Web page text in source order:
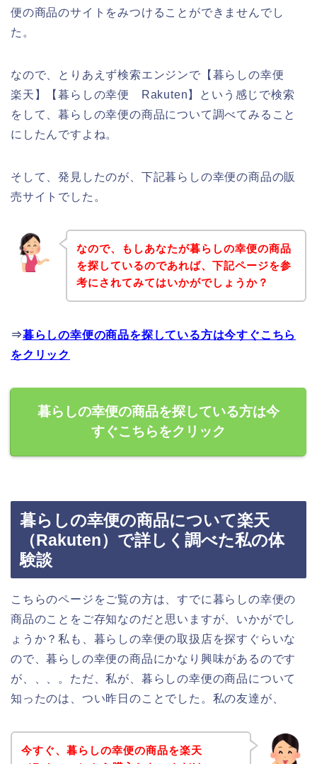
便の商品のサイトをみつけることができませんでし
た。
なので、とりあえず検索エンジンで【暮らしの幸便
楽天】【暮らしの幸便 Rakuten】という感じで検索
をして、暮らしの幸便の商品について調べてみること
にしたんですよね。
そして、発見したのが、下記暮らしの幸便の商品の販
売サイトでした。
なので、もしあなたが暮らしの幸便の商品
を探しているのであれば、下記ページを参
考にされてみてはいかがでしょうか？
⇒暮らしの幸便の商品を探している方は今すぐこちら
をクリック
暮らしの幸便の商品を探している方は今
すぐこちらをクリック
暮らしの幸便の商品について楽天
（Rakuten）で詳しく調べた私の体
験談
こちらのページをご覧の方は、すでに暮らしの幸便の
商品のことをご存知なのだと思いますが、いかがでし
ょうか？私も、暮らしの幸便の取扱店を探すぐらいな
ので、暮らしの幸便の商品にかなり興味があるのです
が、、、。ただ、私が、暮らしの幸便の商品について
知ったのは、つい昨日のことでした。私の友達が、
今すぐ、暮らしの幸便の商品を楽天